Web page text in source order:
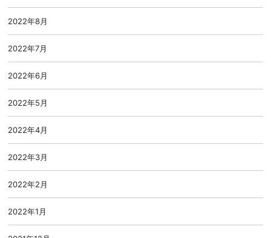
2022年8月
2022年7月
2022年6月
2022年5月
2022年4月
2022年3月
2022年2月
2022年1月